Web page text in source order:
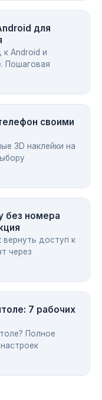
для
к Android и
Пошаговая
своими
3D наклейки на
без номера
вернуть доступ к
через
7 рабочих
Полное